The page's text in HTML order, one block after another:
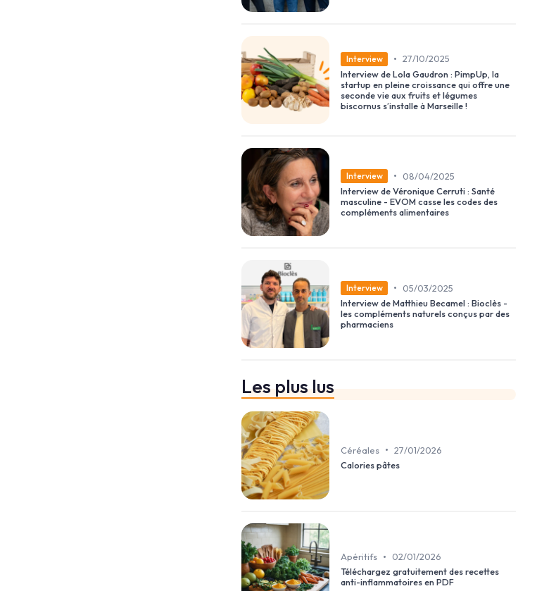
Interview • 27/10/2025
Interview de Lola Gaudron : PimpUp, la
startup en pleine croissance qui offre une
seconde vie aux fruits et légumes
biscornus s’installe à Marseille !
Interview •
08/04/2025
Interview de Véronique Cerruti : Santé
masculine - EVOM casse les codes des
compléments alimentaires
Interview •
05/03/2025
Interview de Matthieu Becamel : Bioclès -
les compléments naturels conçus par des
pharmaciens
Les plus lus
Céréales • 27/01/2026
Calories pâtes
Apéritifs •
02/01/2026
Téléchargez gratuitement des recettes
anti-inflammatoires en PDF